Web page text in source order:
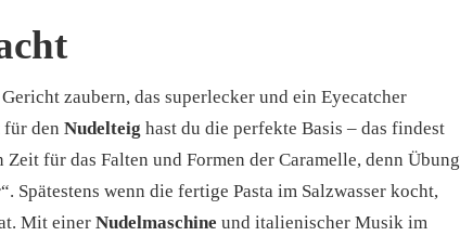
zaubern, das superlecker und ein Eyecatcher
für den Nudelteig hast du die perfekte Basis – das findest
für das Falten und Formen der Caramelle, denn Übung
Spätestens wenn die fertige Pasta im Salzwasser kocht,
Mit einer Nudelmaschine und italienischer Musik im